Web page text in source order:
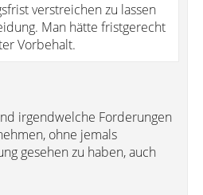
verstreichen zu lassen
Man hätte fristgerecht
Vorbehalt.
irgendwelche Forderungen
ohne jemals
gesehen zu haben, auch